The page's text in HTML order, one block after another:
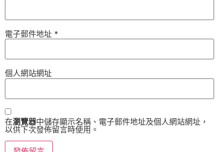
電子郵件地址 *
個人網站網址
在瀏覽器中儲存顯示名稱、電子郵件地址及個人網站網址，
以供下次發佈留言時使用。